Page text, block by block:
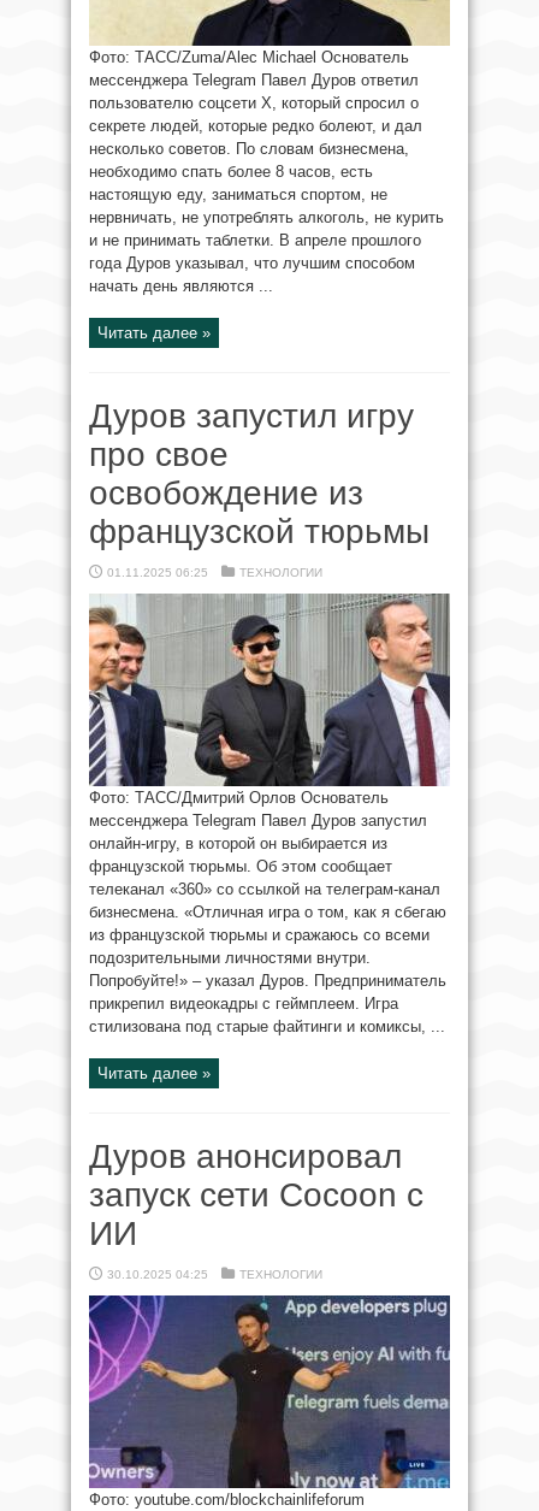
Фото: ТАСС/Zuma/Alec Michael Основатель
мессенджера Telegram Павел Дуров ответил
пользователю соцсети Х, который спросил о
секрете людей, которые редко болеют, и дал
несколько советов. По словам бизнесмена,
необходимо спать более 8 часов, есть
настоящую еду, заниматься спортом, не
нервничать, не употреблять алкоголь, не курить
и не принимать таблетки. В апреле прошлого
года Дуров указывал, что лучшим способом
начать день являются ...
Читать далее »
Дуров запустил игру
про свое
освобождение из
французской тюрьмы
01.11.2025 06:25 ТЕХНОЛОГИИ
Фото: ТАСС/Дмитрий Орлов Основатель
мессенджера Telegram Павел Дуров запустил
онлайн-игру, в которой он выбирается из
французской тюрьмы. Об этом сообщает
телеканал «360» со ссылкой на телеграм-канал
бизнесмена. «Отличная игра о том, как я сбегаю
из французской тюрьмы и сражаюсь со всеми
подозрительными личностями внутри.
Попробуйте!» – указал Дуров. Предприниматель
прикрепил видеокадры с геймплеем. Игра
стилизована под старые файтинги и комиксы, ...
Читать далее »
Дуров анонсировал
запуск сети Cocoon с
ИИ
30.10.2025 04:25 ТЕХНОЛОГИИ
Фото: youtube.com/blockchainlifeforum